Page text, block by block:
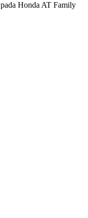
pada Honda AT Family